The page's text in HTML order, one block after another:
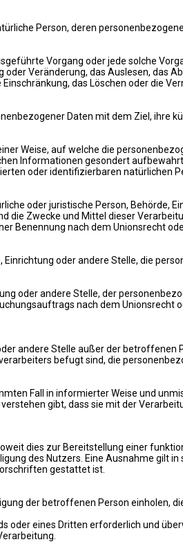
Person, deren
Vorgang oder jede solche
oder Veränderung, das Auslesen,
das Löschen oder die
Daten mit dem Ziel, ihre
Weise, auf welche die
Informationen gesondert
oder identifizierbaren natürlichen
oder juristische Person, Behörde,
die Zwecke und Mittel dieser
Benennung nach dem Unionsrecht
oder andere Stelle, die
oder andere Stelle, der
nach dem
andere Stelle außer der
befugt sind, die
Fall in informierter Weise und
gibt, dass sie mit der
dies zur Bereitstellung einer
des Nutzers. Eine Ausnahme gilt
gestattet ist.
der betroffenen Person einholen,
oder eines Dritten erforderlich und